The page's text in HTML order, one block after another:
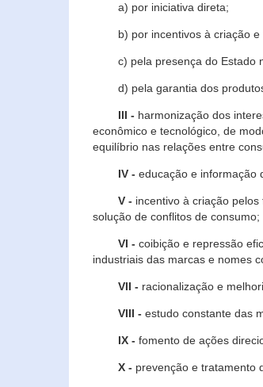
a) por iniciativa direta;
b) por incentivos à criação e
c) pela presença do Estado
d) pela garantia dos produtos
III - harmonização dos
econômico e tecnológico, de
equilíbrio nas relações entre
IV - educação e informação
V - incentivo à criação
solução de conflitos de consumo;
VI - coibição e repressão
industriais das marcas e nomes
VII - racionalização e
VIII - estudo constante das
IX - fomento de ações
X - prevenção e